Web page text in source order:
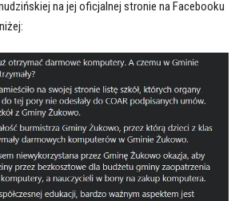
na jej oficjalnej stronie na Facebooku